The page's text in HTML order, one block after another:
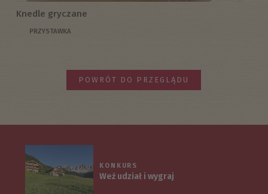
Knedle gryczane
PRZYSTAWKA
POWRÓT DO PRZEGLĄDU
KONKURS
Weź udział i wygraj